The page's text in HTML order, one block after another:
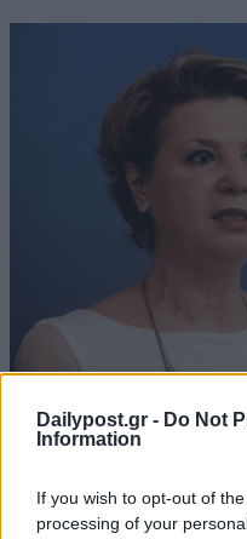
Dailypost.gr - Do Not
Information
If you wish to opt-out of
processing of your